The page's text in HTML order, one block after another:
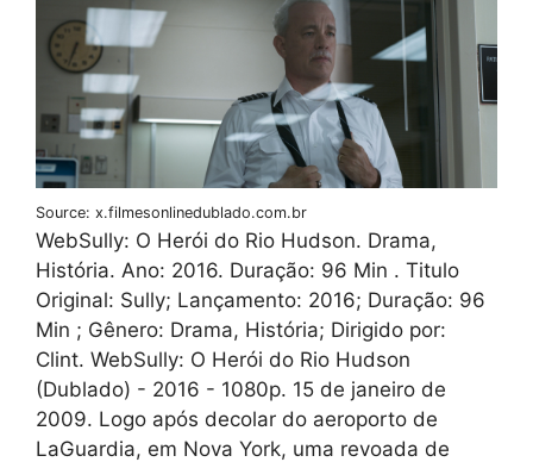
Source: x.filmesonlinedublado.com.br
WebSully: O Herói do Rio Hudson. Drama,
História. Ano: 2016. Duração: 96 Min . Titulo
Original: Sully; Lançamento: 2016; Duração: 96
Min ; Gênero: Drama, História; Dirigido por:
Clint. WebSully: O Herói do Rio Hudson
(Dublado) - 2016 - 1080p. 15 de janeiro de
2009. Logo após decolar do aeroporto de
LaGuardia, em Nova York, uma revoada de